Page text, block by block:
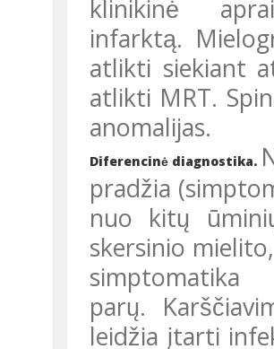
klinikinė
infarktą.
atlikti siekiant
atlikti MRT.
anomalijas.
Diferencinė diagnostika.
pradžia
nuo kitų
skersinio
parų.
leidžia įtarti